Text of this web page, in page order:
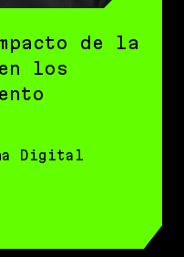
de la
los
Digital